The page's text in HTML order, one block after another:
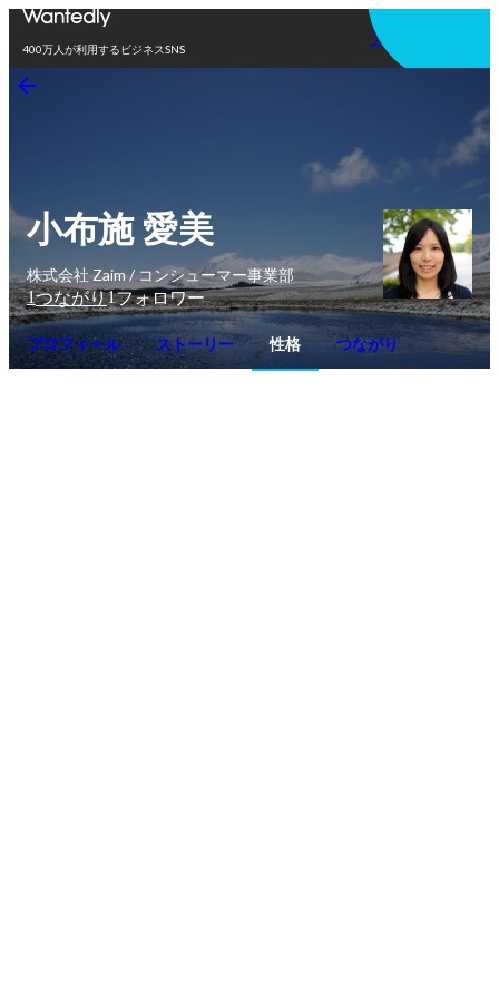
400万人が利用するビジネスSNS
アプリを使う
小布施 愛美
株式会社 Zaim / コンシューマー事業部
1つながり1フォロワー
プロフィール ストーリー 性格 つながり